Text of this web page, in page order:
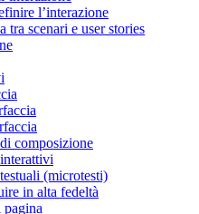
l’interazione
tra scenari e user stories
composizione
(microtesti)
in alta fedeltà